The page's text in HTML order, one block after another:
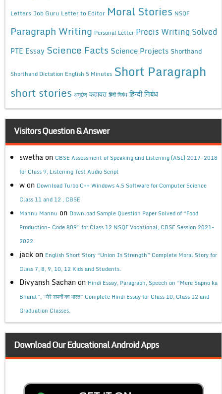
Letters Job Guru Letter to Editor Moral Stories NSQF
Paragraph Writing Personal Letter Precis Writing Solved
PTE Essay Science Facts Science Projects Shorthand
Shorthand Dictation English 5 Minutes Short Paragraph
short stories अनुछेद कहावत हिंदी निबंध हिन्दी निबंध
Visitors Question & Answer
swetha on CBSE Assessment of Speaking and Listening (ASL) 2017-2018
for Class 9, Listening Test Audio Script
w on Download Turbo C++ Windows 4.5 Software for Computer Science
Class 11 and 12 , CBSE
Mannu Mannu on Download Sample Question Paper Solved of “Food
Production- Code 809” for Class 12 NSQF Vocational, CBSE Session 2021-
2022.
jack on English Short Story “Union Is Strength” Complete Moral Story for
Class 7, 8, 9, 10, 12 Kids and Students.
Divyansh Sachan on Hindi Essay, Paragraph, Speech on “Mere Sapno ka
Bharat”, “मेरे सपनों का भारत” Complete Hindi Essay for Class 10, Class 12 and
Graduation Classes.
Download Our Educational Android Apps